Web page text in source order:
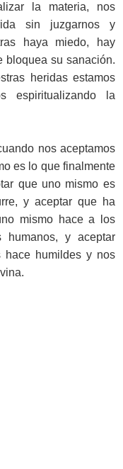
la materia, nos
sin juzgarnos y
haya miedo, hay
bloquea su sanación.
heridas estamos
espiritualizando la
nos aceptamos
es lo que finalmente
que uno mismo es
y aceptar que ha
mismo hace a los
humanos, y aceptar
hace humildes y nos